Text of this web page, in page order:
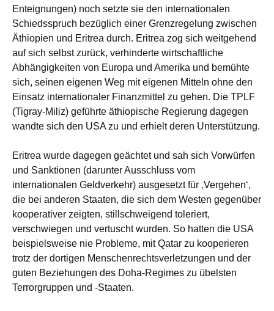
Enteignungen) noch setzte sie den internationalen
Schiedsspruch bezüglich einer Grenzregelung zwischen
Äthiopien und Eritrea durch. Eritrea zog sich weitgehend
auf sich selbst zurück, verhinderte wirtschaftliche
Abhängigkeiten von Europa und Amerika und bemühte
sich, seinen eigenen Weg mit eigenen Mitteln ohne den
Einsatz internationaler Finanzmittel zu gehen. Die TPLF
(Tigray-Miliz) geführte äthiopische Regierung dagegen
wandte sich den USA zu und erhielt deren Unterstützung.
Eritrea wurde dagegen geächtet und sah sich Vorwürfen
und Sanktionen (darunter Ausschluss vom
internationalen Geldverkehr) ausgesetzt für ‚Vergehen‘,
die bei anderen Staaten, die sich dem Westen gegenüber
kooperativer zeigten, stillschweigend toleriert,
verschwiegen und vertuscht wurden. So hatten die USA
beispielsweise nie Probleme, mit Qatar zu kooperieren
trotz der dortigen Menschenrechtsverletzungen und der
guten Beziehungen des Doha-Regimes zu übelsten
Terrorgruppen und -Staaten.